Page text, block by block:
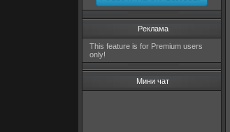
Реклама
This feature is for Premium users
only!
Мини чат